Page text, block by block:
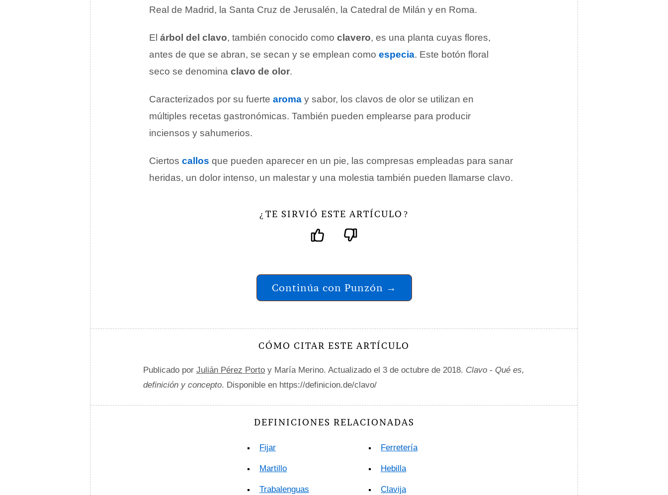
Real de Madrid, la Santa Cruz de Jerusalén, la Catedral de Milán y en Roma.
El árbol del clavo, también conocido como clavero, es una planta cuyas flores,
antes de que se abran, se secan y se emplean como especia. Este botón floral
seco se denomina clavo de olor.
Caracterizados por su fuerte aroma y sabor, los clavos de olor se utilizan en
múltiples recetas gastronómicas. También pueden emplearse para producir
inciensos y sahumerios.
Ciertos callos que pueden aparecer en un pie, las compresas empleadas para sanar
heridas, un dolor intenso, un malestar y una molestia también pueden llamarse clavo.
¿ TE SIRVIÓ ESTE ARTÍCULO ?
Continúa con Punzón →
CÓMO CITAR ESTE ARTÍCULO
Publicado por Julián Pérez Porto y María Merino. Actualizado el 3 de octubre de 2018. Clavo - Qué es,
definición y concepto. Disponible en https://definicion.de/clavo/
DEFINICIONES RELACIONADAS
Fijar
Martillo
Trabalenguas
Ferretería
Hebilla
Clavija